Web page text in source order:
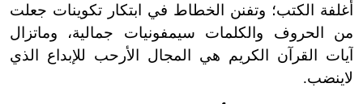
أغلفة الكتب؛ وتفنن الخطاط في ابتكار تكوينات جعلت
من الحروف والكلمات سيمفونيات جمالية، وماتزال
آيات القرآن الكريم هي المجال الأرحب للإبداع الذي
لاينضب.